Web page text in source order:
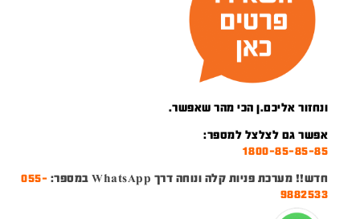
ונחזור אליכם.ן הכי מהר שאפשר.
אפשר גם לצלצל למספר:
1800-85-85-85
חדש!! מערכת פניות קלה ונוחה דרך WhatsApp במספר:
055-
9882533